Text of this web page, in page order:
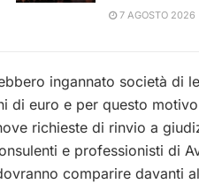
7 AGOSTO 2026
ingannato società di
di euro e per questo
richieste di rinvio a
e professionisti di
comparire davanti